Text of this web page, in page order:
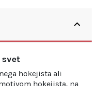
hokejista ali
hokejista, na